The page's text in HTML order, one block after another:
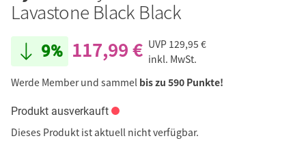
Lavastone Black Black
9% 117,99 € UVP 129,95 €
inkl. MwSt.
Werde Member und sammel bis zu 590 Punkte!
Produkt ausverkauft
Dieses Produkt ist aktuell nicht verfügbar.